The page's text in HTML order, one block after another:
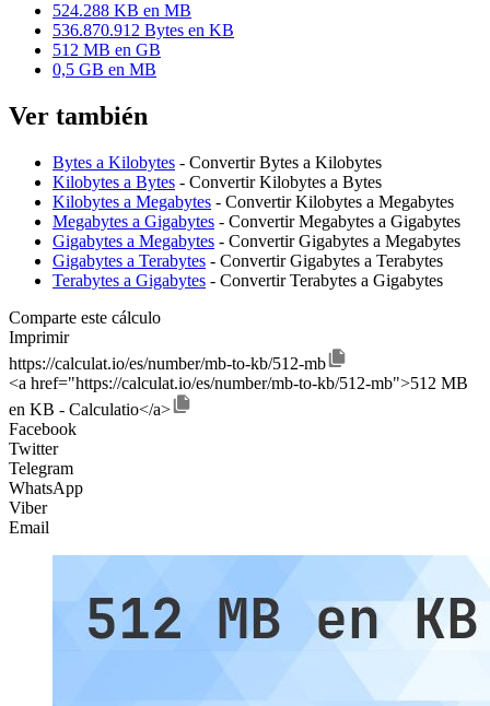
524.288 KB en MB
536.870.912 Bytes en KB
512 MB en GB
0,5 GB en MB
Ver también
Bytes a Kilobytes - Convertir Bytes a Kilobytes
Kilobytes a Bytes - Convertir Kilobytes a Bytes
Kilobytes a Megabytes - Convertir Kilobytes a Megabytes
Megabytes a Gigabytes - Convertir Megabytes a Gigabytes
Gigabytes a Megabytes - Convertir Gigabytes a Megabytes
Gigabytes a Terabytes - Convertir Gigabytes a Terabytes
Terabytes a Gigabytes - Convertir Terabytes a Gigabytes
Comparte este cálculo
Imprimir
https://calculat.io/es/number/mb-to-kb/512-mb
<a href="https://calculat.io/es/number/mb-to-kb/512-mb">512 MB
en KB - Calculatio</a>
Facebook
Twitter
Telegram
WhatsApp
Viber
Email